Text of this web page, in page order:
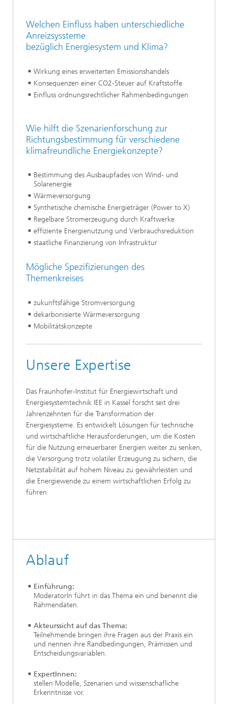
Welchen Einfluss haben unterschiedliche
Anreizsyssteme
bezüglich Energiesystem und Klima?
Wirkung eines erweiterten Emissionshandels
Konsequenzen einer CO2-Steuer auf Kraftstoffe
Einfluss ordnungsrechtlicher Rahmenbedingungen
Wie hilft die Szenarienforschung zur
Richtungsbestimmung für verschiedene
klimafreundliche Energiekonzepte?
Bestimmung des Ausbaupfades von Wind- und
Solarenergie
Wärmeversorgung
Synthetische chemische Energieträger (Power to X)
Regelbare Stromerzeugung durch Kraftwerke
effiziente Energienutzung und Verbrauchsreduktion
staatliche Finanzierung von Infrastruktur
Mögliche Spezifizierungen des
Themenkreises
zukunftsfähige Stromversorgung
dekarbonisierte Wärmeversorgung
Mobilitätskonzepte
Unsere Expertise
Das Fraunhofer-Institut für Energiewirtschaft und
Energiesystemtechnik IEE in Kassel forscht seit drei
Jahrenzehnten für die Transformation der
Energiesysteme. Es entwickelt Lösungen für technische
und wirtschaftliche Herausforderungen, um die Kosten
für die Nutzung erneuerbarer Energien weiter zu senken,
die Versorgung trotz volatiler Erzeugung zu sichern, die
Netzstabilität auf hohem Niveau zu gewährleisten und
die Energiewende zu einem wirtschaftlichen Erfolg zu
führen
Ablauf
Einführung:
ModeratorIn führt in das Thema ein und benennt die
Rahmendaten.
Akteurssicht auf das Thema:
Teilnehmende bringen ihre Fragen aus der Praxis ein
und nennen ihre Randbedingungen, Prämissen und
Entscheidungsvariablen.
ExpertInnen:
stellen Modelle, Szenarien und wissenschafliche
Erkenntnisse vor.